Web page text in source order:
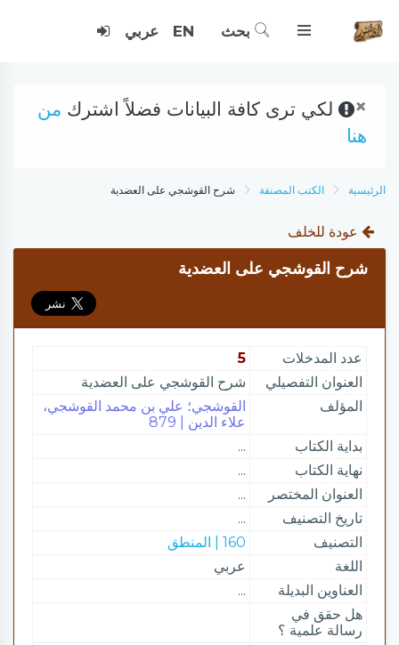
بحث EN عربي
× لكي ترى كافة البيانات فضلاً اشترك من
هنا
الرئيسية الكتب المصنفة شرح القوشجي على العضدية
عودة للخلف
شرح القوشجي على العضدية
عدد المدخلات
5
العنوان التفصيلي
شرح القوشجي على العضدية
المؤلف
القوشجي؛ علي بن محمد القوشجي،
علاء الدين | 879
بداية الكتاب
...
نهاية الكتاب
...
العنوان المختصر
...
تاريخ التصنيف
...
التصنيف
160 | المنطق
اللغة
عربي
العناوين البديلة
...
هل حقق في
رسالة علمية ؟